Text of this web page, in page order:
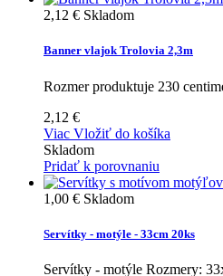
2,12 € Skladom
Banner vlajok Trolovia 2,3m
Rozmer produktuje 230
2,12 €
Viac Vložiť do košíka
Skladom
Pridať k porovnaniu
1,00 € Skladom
Servítky - motýle - 33cm 20ks
Servítky - motýle Rozmery: